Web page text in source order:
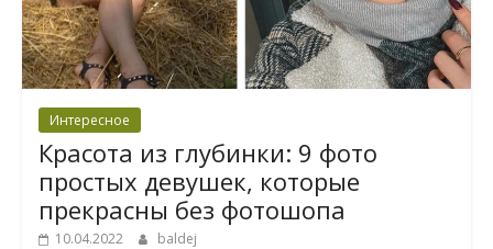
Интересное
Красота из глубинки: 9 фото
простых девушек, которые
прекрасны без фотошопа
10.04.2022 baldej